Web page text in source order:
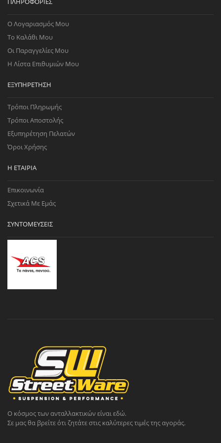
Ο Λογαριασμός Μου
Το Καλάθι Μου
Οι Παραγγελίες Μου
Η Λίστα Επιθυμιών Μου
ΕΞΥΠΗΡΈΤΗΣΗ
Τρόποι Πληρωμής
Τρόποι Αποστολής
Εξυπηρέτηση Πελατών
Όροι Χρήσης
Η ΕΤΑΙΡΊΑ
Επικοινωνία
Σχετικά Με Εμάς
ΣΥΝΤΟΜΕΎΣΕΙΣ
Ο κόσμος των ανταλλακτικών είναι εδώ.
Σε μας θα βρείτε ότι ζητάτε στις καλύτερες τιμές της αγοράς.